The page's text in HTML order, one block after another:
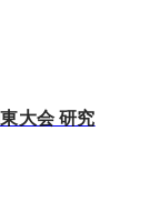
大会 研究